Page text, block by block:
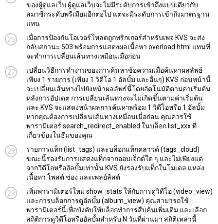
ของผู้ดูแลเว็บ ผู้ดูแลเว็บจะไม่มีระดับการเข้าถึงแบบเดียวกับ
สมาชิกระดับพรีเมียมอีกต่อไป แต่จะมีระดับการเข้าถึงมาตรฐาน
แทน
เมื่อการป้องกันโอเวอร์โหลดถูกทริกเกอร์สำหรับเพจ KVS จะส่ง
กลับสถานะ 503 พร้อมการแสดงผลเนื้อหา overload.html แทนที่
จะทำการเปลี่ยนเส้นทางเหมือนเมื่อก่อน
เปลี่ยนวิธีการทำงานของการค้นหาข้อความเมื่อค้นหาผลลัพธ์
เพียง 1 รายการ (เพียง 1 วิดีโอ 1 อัลบั้ม และอื่นๆ) KVS ก่อนหน้านี้
จะเปลี่ยนเส้นทางไปยังหน้าผลลัพธ์นี้โดยอัตโนมัติตามค่าเริ่มต้น
หลังการอัปเดต การเปลี่ยนเส้นทางจะไม่เกิดขึ้นตามค่าเริ่มต้น
และ KVS จะแสดงหน้าผลการค้นหาพร้อม 1 วิดีโอหรือ 1 อัลบั้ม
หากคุณต้องการเปลี่ยนเส้นทางเหมือนเมื่อก่อน คุณควรใช้
พารามิเตอร์ search_redirect_enabled ในบล็อก list_xxx ที่
เกี่ยวข้องในธีมของคุณ
รายการแท็ก (list_tags) และบล็อกแท็กคลาวด์ (tags_cloud)
ขณะนี้รองรับการแสดงแท็กจากออบเจ็กต์ใด ๆ และไม่เพียงแต่
จากวิดีโอหรืออัลบั้มเท่านั้น KVS ยังรองรับแท็กในโมเดล แหล่ง
เนื้อหา โพสต์ ช่อง และเพลย์ลิสต์
เพิ่มพารามิเตอร์ใหม่ show_stats ให้กับการดูวิดีโอ (video_view)
และการบล็อกการดูอัลบั้ม (album_view) คุณสามารถใช้
พารามิเตอร์นี้เพื่อบังคับให้บล็อกทำการสืบค้นเพิ่มเติม และเลือก
สถิติการดูวิดีโอหรืออัลบั้มสำหรับ N วันที่ผ่านมา สถิติเหล่านี้